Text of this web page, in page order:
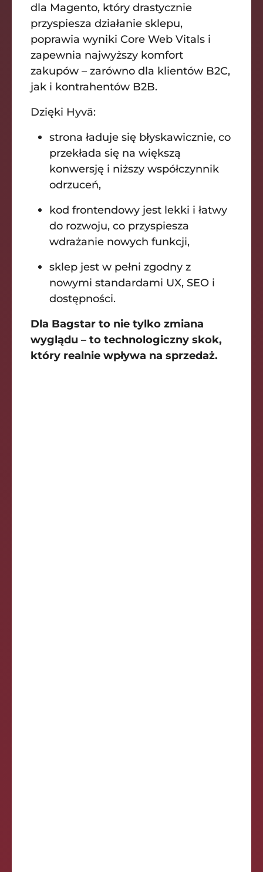
dla Magento, który drastycznie
przyspiesza działanie sklepu,
poprawia wyniki Core Web Vitals i
zapewnia najwyższy komfort
zakupów – zarówno dla klientów B2C,
jak i kontrahentów B2B.
Dzięki Hyvä:
strona ładuje się błyskawicznie, co
przekłada się na większą
konwersję i niższy współczynnik
odrzuceń,
kod frontendowy jest lekki i łatwy
do rozwoju, co przyspiesza
wdrażanie nowych funkcji,
sklep jest w pełni zgodny z
nowymi standardami UX, SEO i
dostępności.
Dla Bagstar to nie tylko zmiana
wyglądu – to technologiczny skok,
który realnie wpływa na sprzedaż.